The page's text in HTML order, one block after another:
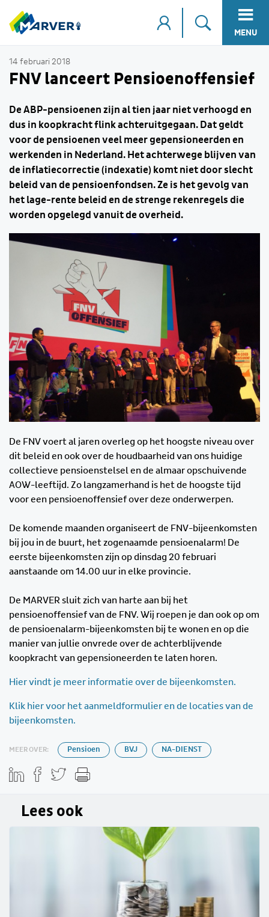
MENU
14 februari 2018
FNV lanceert Pensioenoffensief
De ABP-pensioenen zijn al tien jaar niet verhoogd en
dus in koopkracht flink achteruitgegaan. Dat geldt
voor de pensioenen veel meer gepensioneerden en
werkenden in Nederland. Het achterwege blijven van
de inflatiecorrectie (indexatie) komt niet door slecht
beleid van de pensioenfondsen. Ze is het gevolg van
het lage-rente beleid en de strenge rekenregels die
worden opgelegd vanuit de overheid.
De FNV voert al jaren overleg op het hoogste niveau over
dit beleid en ook over de houdbaarheid van ons huidige
collectieve pensioenstelsel en de almaar opschuivende
AOW-leeftijd. Zo langzamerhand is het de hoogste tijd
voor een pensioenoffensief over deze onderwerpen.
De komende maanden organiseert de FNV-bijeenkomsten
bij jou in de buurt, het zogenaamde pensioenalarm! De
eerste bijeenkomsten zijn op dinsdag 20 februari
aanstaande om 14.00 uur in elke provincie.
De MARVER sluit zich van harte aan bij het
pensioenoffensief van de FNV. Wij roepen je dan ook op om
de pensioenalarm-bijeenkomsten bij te wonen en op die
manier van jullie onvrede over de achterblijvende
koopkracht van gepensioneerden te laten horen.
Hier vindt je meer informatie over de bijeenkomsten.
Klik hier voor het aanmeldformulier en de locaties van de
bijeenkomsten.
MEER OVER: Pensioen BVJ NA-DIENST
Lees ook